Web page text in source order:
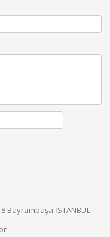
Bayrampaşa İSTANBUL